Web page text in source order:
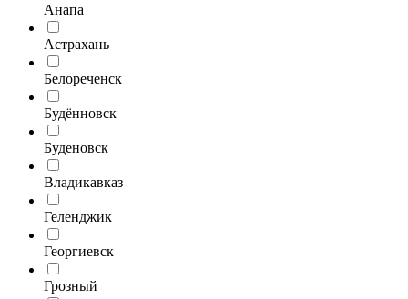
Анапа
Астрахань
Белореченск
Будённовск
Буденовск
Владикавказ
Геленджик
Георгиевск
Грозный